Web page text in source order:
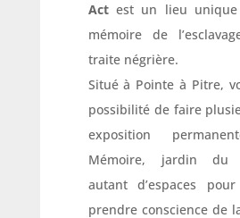
Actest un lieu unique
mémoire de
traite négrière.
Situé à Pointe à Pitre,
possibilité de faire
exposition
Mémoire, jardin du
autant d’espaces
prendre conscience de